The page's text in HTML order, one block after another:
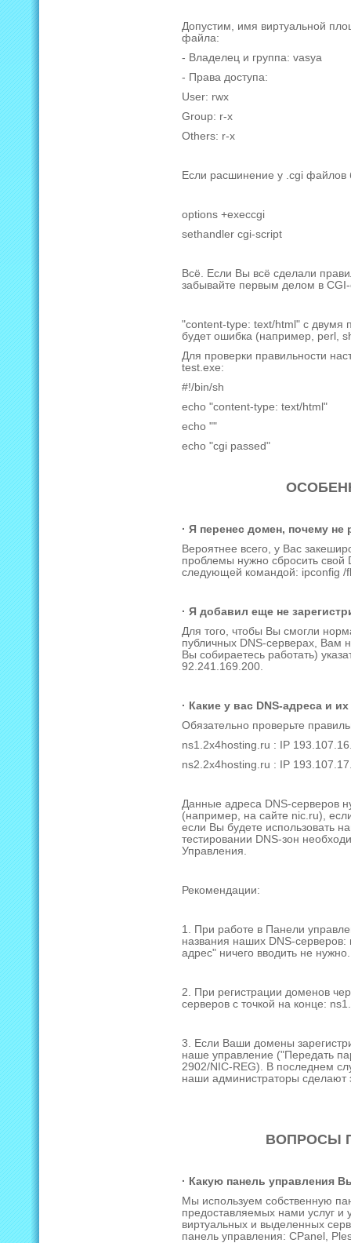
Допустим, имя виртуальной
файла:
- Владелец и группа: vasya
- Права доступа:
User: rwx
Group: r-x
Others: r-x
Если расшинение у .cgi файлов
options +execcgi
sethandler cgi-script
Всё. Если Вы всё сделали
забывайте первым делом в СGI-
"content-type: text/html" с двумя
будет ошибка (например, perl,
Для проверки правильности
test.exe:
#!/bin/sh
echo "content-type: text/html"
echo ""
echo "cgi passed"
· Я перенес домен, почему не
Вероятнее всего, у Вас
проблемы нужно сбросить
следующей командой: ipconfig /
· Я добавил еще не
Для того, чтобы Вы смогли
публичных DNS-серверах, Вам
Вы собираетесь работать)
92.241.169.200.
· Какие у вас DNS-адреса и их
Обязательно проверьте
ns1.2x4hosting.ru : IP
ns2.2x4hosting.ru : IP
Данные адреса DNS-серверов
(например, на сайте nic.ru),
если Вы будете использовать
тестировании DNS-зон
Управления.
Рекомендации:
1. При работе в Панели
названия наших DNS-
адрес" ничего вводить не нужно.
2. При регистрации доменов
серверов с точкой на конце:
3. Если Ваши домены
наше управление ("Передать
2902/NIC-REG). В последнем
наши администраторы сделают
ВОПРОСЫ
· Какую панель управления
Мы используем собственную
предоставляемых нами услуг
виртуальных и выделенных
панель управления: CPanel,